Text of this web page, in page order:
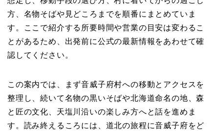
方、名物そばや見どころまでを順番にまとめていま
す。ここで紹介する所要時間や営業の目安は変わるこ
とがあるため、出発前に公式の最新情報をあわせて確
認してください。
この案内では、まず音威子府村への移動とアクセスを
整理し、続いて名物の黒いそばや北海道命名の地、森
と匠の文化、天塩川沿いの楽しみ方へと話を進めま
す。読み終えるころには、道北の旅程に音威子府をど